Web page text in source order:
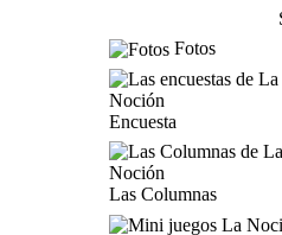
Fotos
Encuesta
Las Columnas